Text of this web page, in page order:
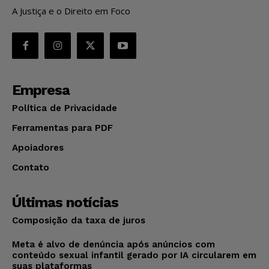
A Justiça e o Direito em Foco
Empresa
Política de Privacidade
Ferramentas para PDF
Apoiadores
Contato
Últimas notícias
Composição da taxa de juros
Meta é alvo de denúncia após anúncios com
conteúdo sexual infantil gerado por IA circularem em
suas plataformas